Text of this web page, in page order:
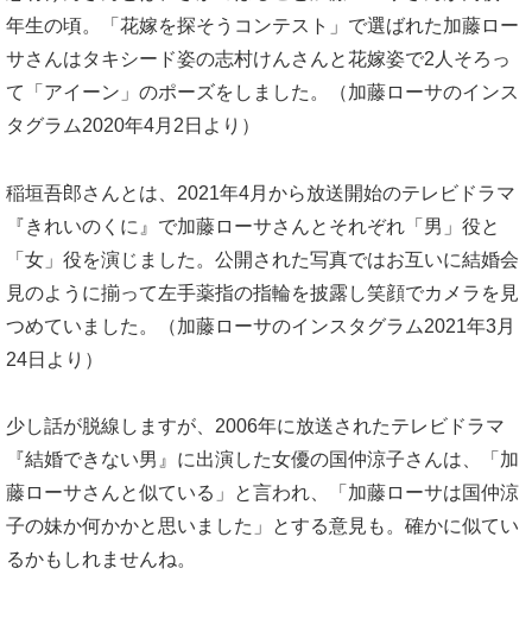
年生の頃。「花嫁を探そうコンテスト」で選ばれた加藤ロー
サさんはタキシード姿の志村けんさんと花嫁姿で2人そろっ
て「アイーン」のポーズをしました。（加藤ローサのインス
タグラム2020年4月2日より）
稲垣吾郎さんとは、2021年4月から放送開始のテレビドラマ
『きれいのくに』で加藤ローサさんとそれぞれ「男」役と
「女」役を演じました。公開された写真ではお互いに結婚会
見のように揃って左手薬指の指輪を披露し笑顔でカメラを見
つめていました。（加藤ローサのインスタグラム2021年3月
24日より）
少し話が脱線しますが、2006年に放送されたテレビドラマ
『結婚できない男』に出演した女優の国仲涼子さんは、「加
藤ローサさんと似ている」と言われ、「加藤ローサは国仲涼
子の妹か何かかと思いました」とする意見も。確かに似てい
るかもしれませんね。